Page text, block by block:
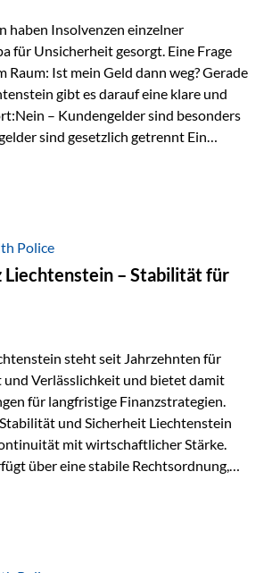
haben Insolvenzen einzelner
für Unsicherheit gesorgt. Eine Frage
Raum: Ist mein Geld dann weg? Gerade
gibt es darauf eine klare und
– Kundengelder sind besonders
sind gesetzlich getrennt Ein
Das bedeutet:Die
getrennt. Konkret
gehören im Konkursfall nicht zur
sondern werden ausschließlich
Police
Liechtenstein – Stabilität für
steht seit Jahrzehnten für
Verlässlichkeit und bietet damit
für langfristige Finanzstrategien.
und Sicherheit Liechtenstein
mit wirtschaftlicher Stärke.
über eine stabile Rechtsordnung,
basiert. Diese Struktur schafft